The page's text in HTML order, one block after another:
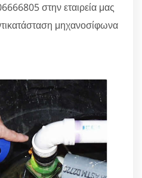
στην εταιρεία μας
μηχανοσίφωνα